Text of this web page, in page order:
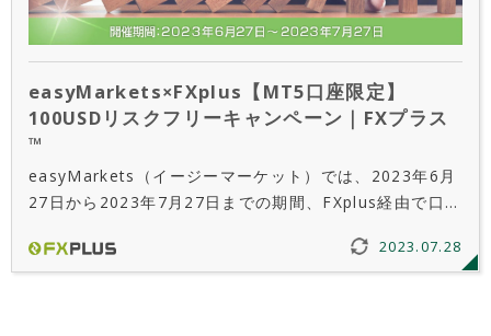
easyMarkets×FXplus【MT5口座限定】
100USDリスクフリーキャンペーン｜FXプラス
™
easyMarkets（イージーマーケット）では、2023年6月
27日から2023年7月27日までの期間、FXplus経由で口座
に限り、100USDまでの損失をカバーする100USDリス
2023.07.28